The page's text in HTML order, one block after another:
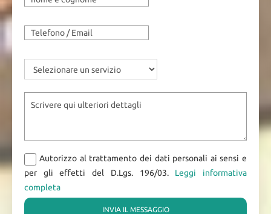
Autorizzo al trattamento dei dati personali ai sensi e
per gli effetti del D.Lgs. 196/03. Leggi informativa
completa